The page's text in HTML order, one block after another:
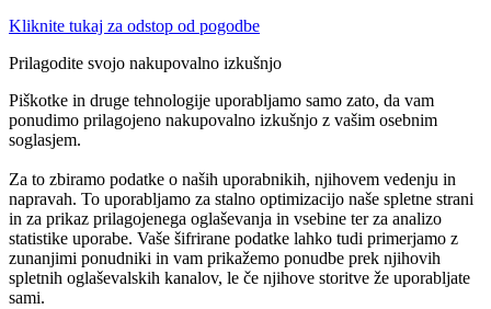
Kliknite tukaj za odstop od pogodbe
Prilagodite svojo nakupovalno izkušnjo
Piškotke in druge tehnologije uporabljamo samo zato, da vam
ponudimo prilagojeno nakupovalno izkušnjo z vašim osebnim
soglasjem.
Za to zbiramo podatke o naših uporabnikih, njihovem vedenju in
napravah. To uporabljamo za stalno optimizacijo naše spletne strani
in za prikaz prilagojenega oglaševanja in vsebine ter za analizo
statistike uporabe. Vaše šifrirane podatke lahko tudi primerjamo z
zunanjimi ponudniki in vam prikažemo ponudbe prek njihovih
spletnih oglaševalskih kanalov, le če njihove storitve že uporabljate
sami.